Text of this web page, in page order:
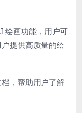
绘画功能，用户可
提供高质量的绘
，帮助用户了解